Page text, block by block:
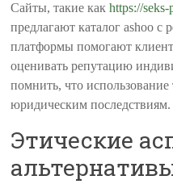
Сайты, такие какhttps://
предлагают каталог ashoo
платформы помогают
оценивать репутацию
помнить, что
юридическим последствиям.
Этические